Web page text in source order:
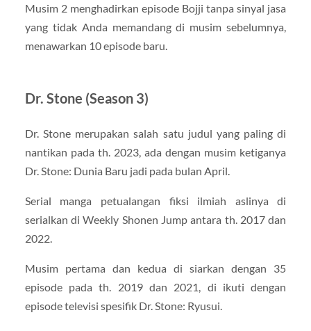
Musim 2 menghadirkan episode Bojji tanpa sinyal jasa
yang tidak Anda memandang di musim sebelumnya,
menawarkan 10 episode baru.
Dr. Stone (Season 3)
Dr. Stone merupakan salah satu judul yang paling di
nantikan pada th. 2023, ada dengan musim ketiganya
Dr. Stone: Dunia Baru jadi pada bulan April.
Serial manga petualangan fiksi ilmiah aslinya di
serialkan di Weekly Shonen Jump antara th. 2017 dan
2022.
Musim pertama dan kedua di siarkan dengan 35
episode pada th. 2019 dan 2021, di ikuti dengan
episode televisi spesifik Dr. Stone: Ryusui.